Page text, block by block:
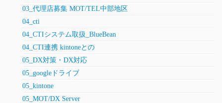
03_代理店募集 MOT/TEL中部地区
04_cti
04_CTIシステム取扱_BlueBean
04_CTI連携 kintoneとの
05_DX対策・DX対応
05_googleドライブ
05_kintone
05_MOT/DX Server